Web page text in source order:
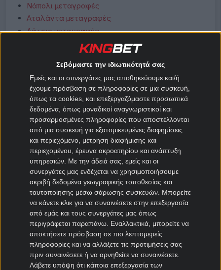
Σεβόμαστε την ιδιωτικότητά σας
Εμείς και οι συνεργάτες μας αποθηκεύουμε και/ή
έχουμε πρόσβαση σε πληροφορίες σε μια συσκευή,
όπως τα cookies, και επεξεργαζόμαστε προσωπικά
δεδομένα, όπως μοναδικοί αναγνωριστικοί και
προσαρμοσμένες πληροφορίες που αποστέλλονται
από μια συσκευή για εξατομικευμένες διαφημίσεις
και περιεχόμενο, μέτρηση διαφήμισης και
περιεχομένου, έρευνα ακροατηρίου και ανάπτυξη
υπηρεσιών. Με την άδειά σας, εμείς και οι
συνεργάτες μας ενδέχεται να χρησιμοποιήσουμε
ακριβή δεδομένα γεωγραφικής τοποθεσίας και
ταυτοποίησης μέσω σάρωσης συσκευών. Μπορείτε
να κάνετε κλικ για να συναινέσετε στην επεξεργασία
από εμάς και τους συνεργάτες μας όπως
περιγράφεται παραπάνω. Εναλλακτικά, μπορείτε να
αποκτήσετε πρόσβαση σε πιο λεπτομερείς
πληροφορίες και να αλλάξετε τις προτιμήσεις σας
πριν συναινέσετε ή να αρνηθείτε να συναινέσετε.
Λάβετε υπόψη ότι κάποια επεξεργασία των
Νάπολι μεταγραφές
Αταλάντα μεταγραφές
Λάτσιο μεταγραφές
Ρόμα μεταγραφές
Κόμο μεταγραφές
Μπολόνια μεταγραφές
Μεταγραφές Bundesliga
Μπάγερν μεταγραφές
Ντόρτμουντ μεταγραφές
Αμβούργο μεταγραφές
Λεβερκούζεν μεταγραφές
Άιντραχτ Φρανκφούρτης μεταγραφές
Μεταγραφές Γαλλία
Παρί Σεν Ζερμέν μεταγραφές
Μονακό μεταγραφές
Μαρσέιγ μεταγραφές
Λυών μεταγραφές